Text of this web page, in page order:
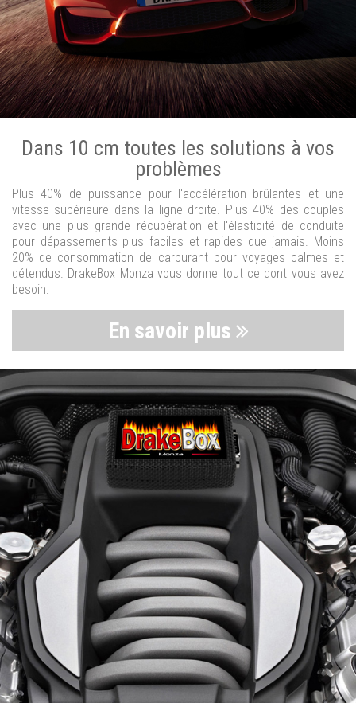
Dans 10 cm toutes les solutions à vos
problèmes
Plus 40% de puissance pour l'accélération brûlantes et une
vitesse supérieure dans la ligne droite. Plus 40% des couples
avec une plus grande récupération et l'élasticité de conduite
pour dépassements plus faciles et rapides que jamais. Moins
20% de consommation de carburant pour voyages calmes et
détendus. DrakeBox Monza vous donne tout ce dont vous avez
besoin.
En savoir plus